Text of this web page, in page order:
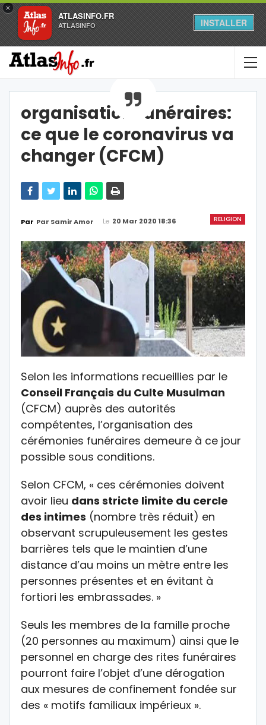
×
ATLASINFO.FR
ATLASINFO INSTALLER
organisation funéraires:
ce que le coronavirus va
changer (CFCM)
RELIGION
Par Par Samir Amor Le 20 Mar 2020 18:36
Selon les informations recueillies par le
Conseil Français du Culte Musulman
(CFCM) auprès des autorités
compétentes, l’organisation des
cérémonies funéraires demeure à ce jour
possible sous conditions.
Selon CFCM, « ces cérémonies doivent
avoir lieu dans stricte limite du cercle
des intimes (nombre très réduit) en
observant scrupuleusement les gestes
barrières tels que le maintien d’une
distance d’au moins un mètre entre les
personnes présentes et en évitant à
fortiori les embrassades. »
Seuls les membres de la famille proche
(20 personnes au maximum) ainsi que le
personnel en charge des rites funéraires
pourront faire l’objet d’une dérogation
aux mesures de confinement fondée sur
des « motifs familiaux impérieux ».